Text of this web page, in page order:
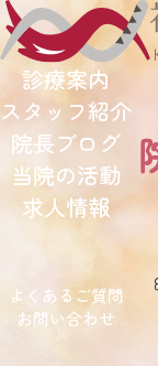
診療案内
スタッフ紹介
院長ブログ
当院の活動
求人情報
よくあるご質問
お問い合わせ